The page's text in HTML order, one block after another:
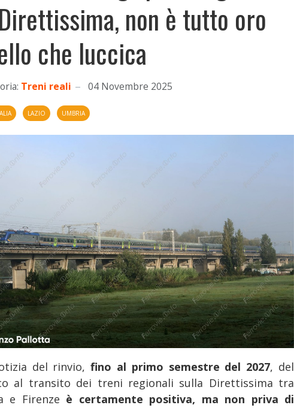
non è tutto oro
che luccica
Treni reali 04 Novembre 2025
LAZIO UMBRIA
del rinvio,fino al primo semestre del 2027, del
al transito dei treni regionali sulla Direttissima tra
e Firenze è certamente positiva, ma non priva di